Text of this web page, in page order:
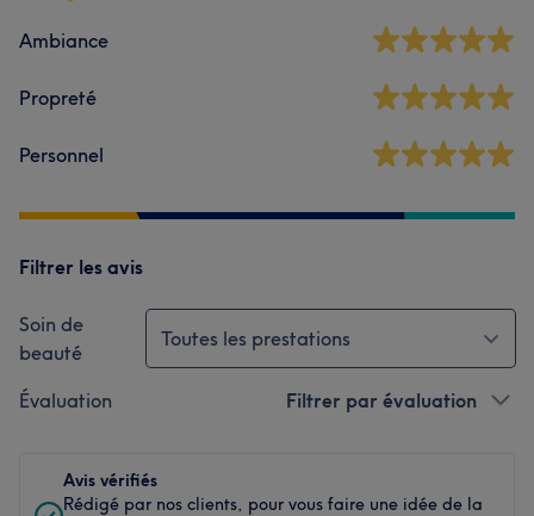
Ambiance
Propreté
Personnel
Filtrer les avis
Soin de
beauté
Toutes les prestations
Évaluation Filtrer par évaluation
Avis vérifiés
Rédigé par nos clients, pour vous faire une idée de la